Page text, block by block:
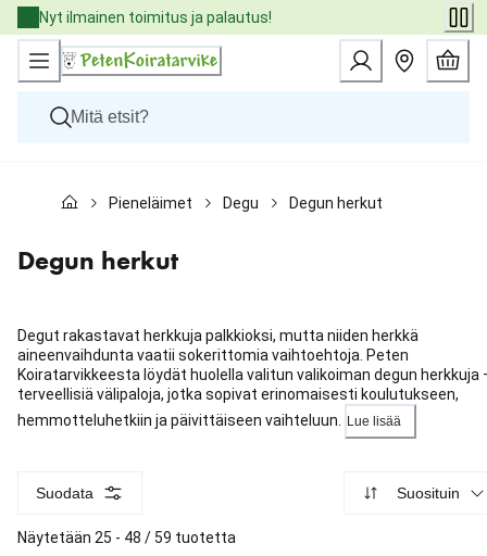
Skip
to
Content
Nyt ilmainen toimitus ja palautus!
Kissat
Eläinlääkäriruoat
Tuotemerkit
Palvelut
Pieneläimet Degu Degun herkut
Degun herkut
Degut rakastavat herkkuja palkkioksi, mutta niiden herkkä
aineenvaihdunta vaatii sokerittomia vaihtoehtoja. Peten
Koiratarvikkeesta löydät huolella valitun valikoiman degun herkkuja
terveellisiä välipaloja, jotka sopivat erinomaisesti koulutukseen,
hemmotteluhetkiin ja päivittäiseen vaihteluun.
Lue lisää
Suodata Suosituin
Näytetään 25 - 48 / 59 tuotetta